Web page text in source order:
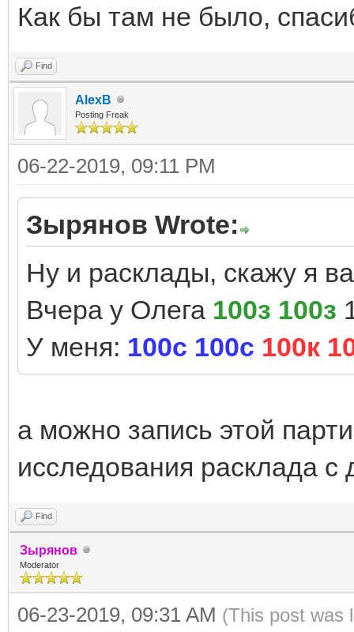
Как бы там не было,
Find
AlexB
Posting Freak
06-22-2019, 09:11 PM
Зырянов Wrote:
Ну и расклады, скажу я
Вчера у Олега 100з 100з
У меня: 100с 100с 100к
а можно запись этой
исследования расклада
Find
Зырянов
Moderator
06-23-2019, 09:31 AM (This post was